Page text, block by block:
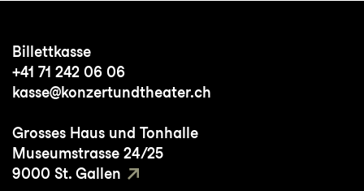
www.fromageot.ch
Billettkasse
+41 71 242 06 06
kasse@konzertundtheater.ch
Grosses Haus und Tonhalle
Museumstrasse 24/25
9000 St. Gallen